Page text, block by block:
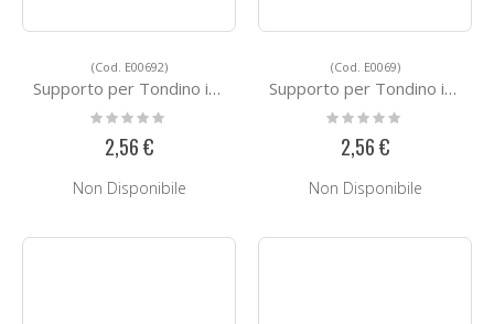
(Cod. E00692)
Supporto per Tondino in Acciaio E00692
Rating:
2,56 €
Non Disponibile
(Cod. E0069)
Supporto per Tondino in Acciaio E0069
Rating:
2,56 €
Non Disponibile